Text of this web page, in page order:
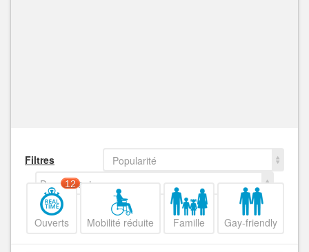
Filtres
Popularité
Decroissant
Ouverts
12
Mobilité réduite Famille Gay-friendly